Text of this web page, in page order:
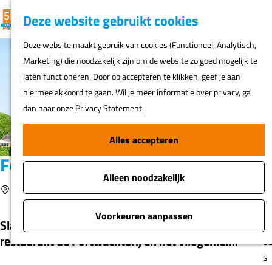
Deze website gebruikt cookies
Deze website maakt gebruik van cookies (Functioneel, Analytisch,
Marketing) die noodzakelijk zijn om de website zo goed mogelijk te
laten functioneren. Door op accepteren te klikken, geef je aan
hiermee akkoord te gaan. Wil je meer informatie over privacy, ga
dan naar onzePrivacy Statement.
Alles accepteren
Alleen noodzakelijk
Voorkeuren aanpassen
G
r
d
e
h
m
p
a
F
v
o
r
i
e
t
e
n
K
a
a
r
t
Z
e
k
e
n
MENU
s
Fort Vuren
Vuren Voeg toe als favoriet
Slaap in een echte bunker, B&B of Fortlodge. Bezoek
restaurant de Fortwachterij en het vliegenier...